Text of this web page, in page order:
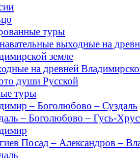
туры
выходные на
земле
на древней
души Русской
туры
– Боголюбово – Суздаль
– Боголюбово – Гусь-
Посад – Александров –